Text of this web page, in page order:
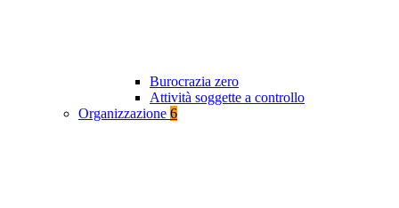
Burocrazia zero
Attività soggette a controllo
Organizzazione 6